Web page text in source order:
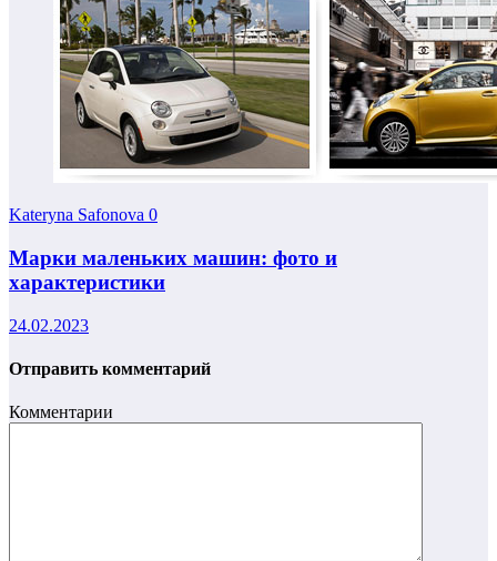
Kateryna Safonova 0
Марки маленьких машин: фото и
характеристики
24.02.2023
Отправить комментарий
Комментарии